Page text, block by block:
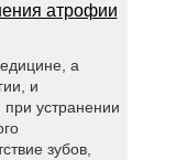
атрофии
а
и
устранении
зубов,